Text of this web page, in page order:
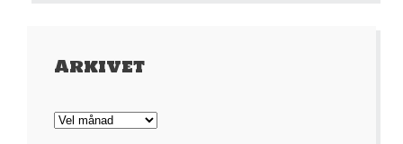
Arkivet
Arkivet